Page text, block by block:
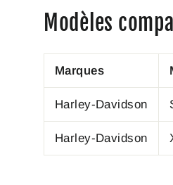
Modèles
Marques
Harley-Davidson
Harley-Davidson